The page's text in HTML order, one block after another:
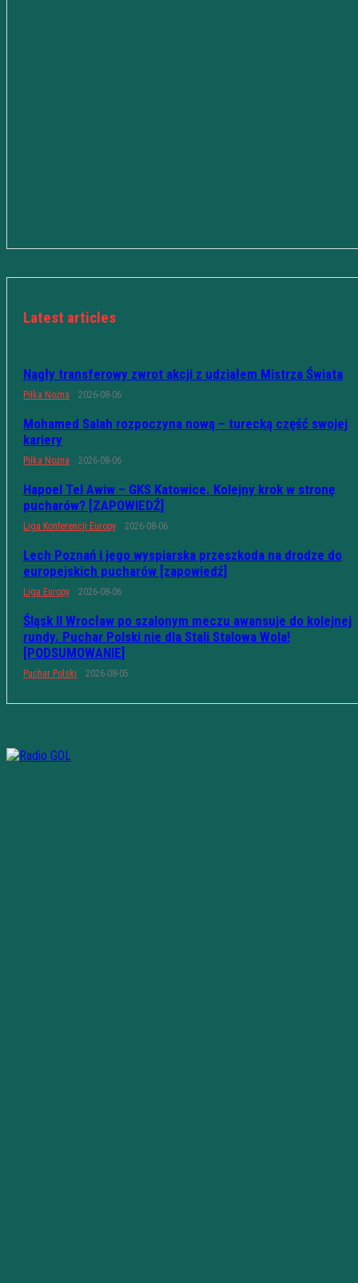
Latest articles
Nagły transferowy zwrot akcji z udziałem Mistrza Świata
Piłka Nożna 2026-08-06
Mohamed Salah rozpoczyna nową – turecką część swojej
kariery
Piłka Nożna 2026-08-06
Hapoel Tel Awiw – GKS Katowice. Kolejny krok w stronę
pucharów? [ZAPOWIEDŹ]
Liga Konferencji Europy 2026-08-06
Lech Poznań i jego wyspiarska przeszkoda na drodze do
europejskich pucharów [zapowiedź]
Liga Europy 2026-08-06
Śląsk II Wrocław po szalonym meczu awansuje do kolejnej
rundy. Puchar Polski nie dla Stali Stalowa Wola!
[PODSUMOWANIE]
Puchar Polski 2026-08-05